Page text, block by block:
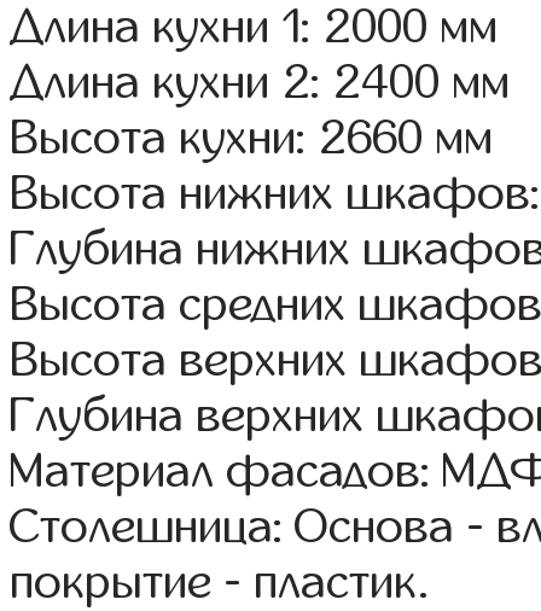
Длина кухни 1: 2000 мм
Длина кухни 2: 2400 мм
Высота кухни: 2660 мм
Высота нижних
Глубина нижних
Высота средних
Высота верхних
Глубина верхних
Материал фасадов:
Столешница: Основа -
покрытие - пластик.